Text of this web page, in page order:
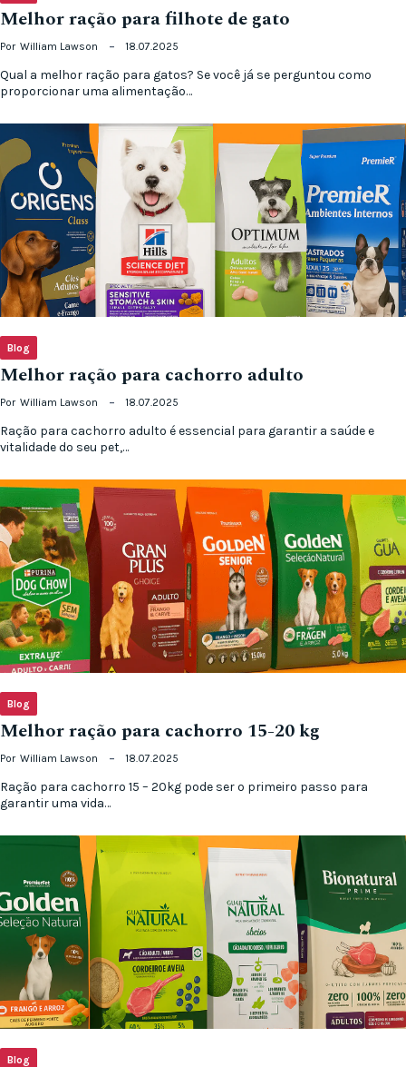
Melhor ração para filhote de gato
Por William Lawson 18.07.2025
Qual a melhor ração para gatos? Se você já se perguntou como
proporcionar uma alimentação…
Blog
Melhor ração para cachorro adulto
Por William Lawson 18.07.2025
Ração para cachorro adulto é essencial para garantir a saúde e
vitalidade do seu pet,…
Blog
Melhor ração para cachorro 15-20 kg
Por William Lawson 18.07.2025
Ração para cachorro 15 – 20kg pode ser o primeiro passo para
garantir uma vida…
Blog